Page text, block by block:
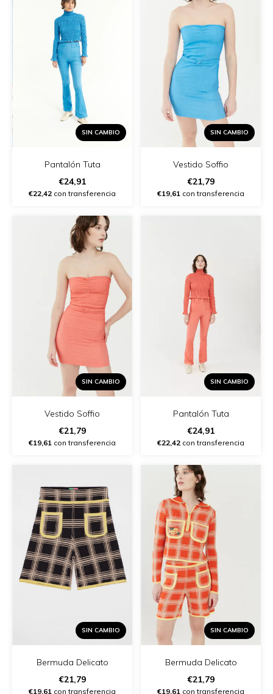
SIN CAMBIO
Pantalón Tuta
€24,91
€22,42 con transferencia
SIN CAMBIO
Vestido Soffio
€21,79
€19,61 con transferencia
SIN CAMBIO
Vestido Soffio
€21,79
€19,61 con transferencia
SIN CAMBIO
Pantalón Tuta
€24,91
€22,42 con transferencia
SIN CAMBIO
Bermuda Delicato
€21,79
€19,61 con transferencia
SIN CAMBIO
Bermuda Delicato
€21,79
€19,61 con transferencia